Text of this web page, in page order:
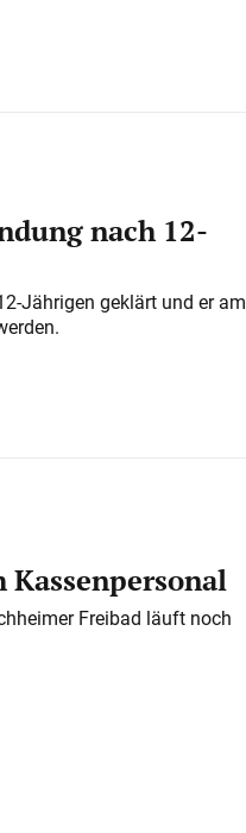
nach 12-
Jährigen geklärt und er am
Freibad läuft noch